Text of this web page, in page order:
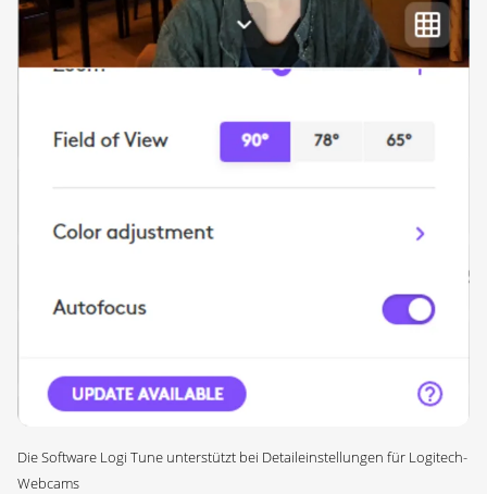
Die Software Logi Tune unterstützt bei Detaileinstellungen für Logitech-
Webcams